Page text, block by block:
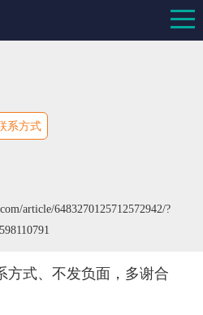
系方式
article/6483270125712572942/?
方式、不发负面，多谢合